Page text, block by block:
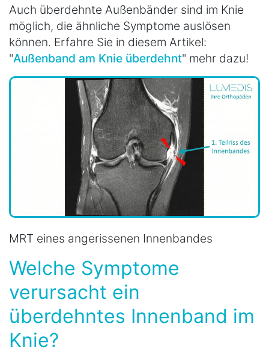
Auch überdehnte Außenbänder sind im Knie
möglich, die ähnliche Symptome auslösen
können. Erfahre Sie in diesem Artikel:
"Außenband am Knie überdehnt" mehr dazu!
MRT eines angerissenen Innenbandes
Welche Symptome
verursacht ein
überdehntes Innenband im
Knie?